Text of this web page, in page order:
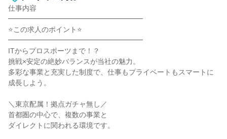
仕事内容
━━━━━━━━━━━━━━━━━━━
⭐この求人のポイント⭐
━━━━━━━━━━━━━━━━━━━
ITからプロスポーツまで！？
挑戦×安定の絶妙バランスが当社の魅力。
多彩な事業と充実した制度で、仕事もプライベートもスマートに
成長しよう。
＼東京配属！拠点ガチャ無し／
首都圏の中心で、複数の事業と
ダイレクトに関われる環境です。